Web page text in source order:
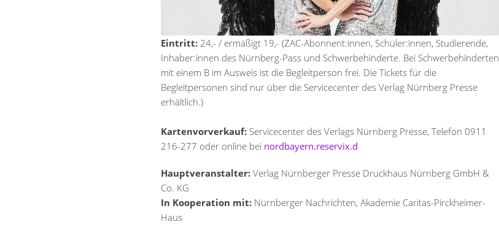
Eintritt: 24,- / ermäßigt 19,- (ZAC-Abonnent:innen, Schüler:innen, Studierende,
Inhaber:innen des Nürnberg-Pass und Schwerbehinderte. Bei Schwerbehinderten
mit einem B im Ausweis ist die Begleitperson frei. Die Tickets für die
Begleitpersonen sind nur über die Servicecenter des Verlag Nürnberg Presse
erhältlich.)
Kartenvorverkauf: Servicecenter des Verlags Nürnberg Presse, Telefon 0911
216-277 oder online bei nordbayern.reservix.d
Hauptveranstalter: Verlag Nürnberger Presse Druckhaus Nürnberg GmbH &
Co. KG
In Kooperation mit: Nürnberger Nachrichten, Akademie Caritas-Pirckheimer-
Haus